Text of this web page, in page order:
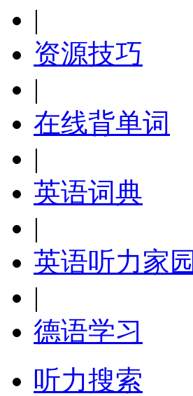
|
资源技巧
|
在线背单词
|
英语词典
|
英语听力家园
|
德语学习
听力搜索